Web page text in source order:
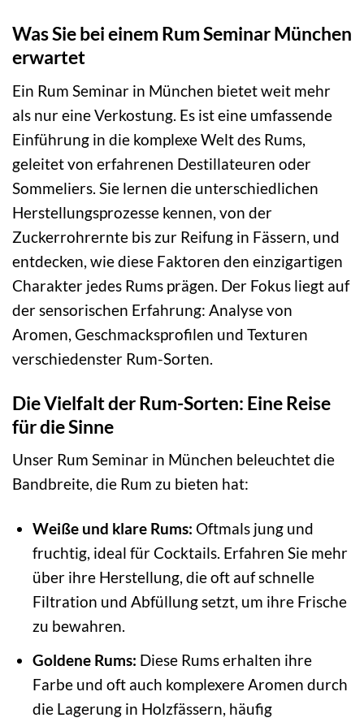
Was Sie bei einem Rum Seminar München
erwartet
Ein Rum Seminar in München bietet weit mehr
als nur eine Verkostung. Es ist eine umfassende
Einführung in die komplexe Welt des Rums,
geleitet von erfahrenen Destillateuren oder
Sommeliers. Sie lernen die unterschiedlichen
Herstellungsprozesse kennen, von der
Zuckerrohrernte bis zur Reifung in Fässern, und
entdecken, wie diese Faktoren den einzigartigen
Charakter jedes Rums prägen. Der Fokus liegt auf
der sensorischen Erfahrung: Analyse von
Aromen, Geschmacksprofilen und Texturen
verschiedenster Rum-Sorten.
Die Vielfalt der Rum-Sorten: Eine Reise
für die Sinne
Unser Rum Seminar in München beleuchtet die
Bandbreite, die Rum zu bieten hat:
Weiße und klare Rums: Oftmals jung und
fruchtig, ideal für Cocktails. Erfahren Sie mehr
über ihre Herstellung, die oft auf schnelle
Filtration und Abfüllung setzt, um ihre Frische
zu bewahren.
Goldene Rums: Diese Rums erhalten ihre
Farbe und oft auch komplexere Aromen durch
die Lagerung in Holzfässern, häufig